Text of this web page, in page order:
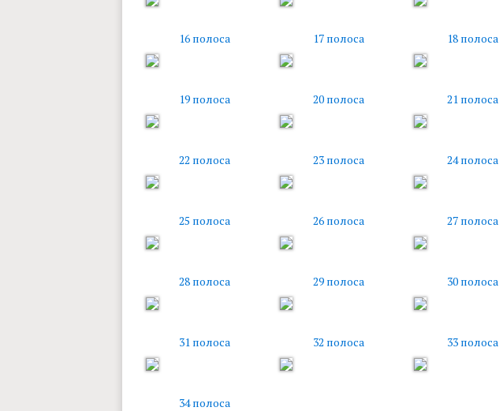
16 полоса 17 полоса 18 полоса
19 полоса 20 полоса 21 полоса
22 полоса 23 полоса 24 полоса
25 полоса 26 полоса 27 полоса
28 полоса 29 полоса 30 полоса
31 полоса 32 полоса 33 полоса
34 полоса